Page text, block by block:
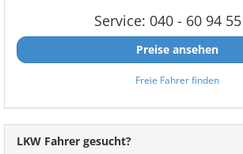
Service: 040 - 60 94
Preise ansehen
Freie Fahrer finden
LKW Fahrer gesucht?